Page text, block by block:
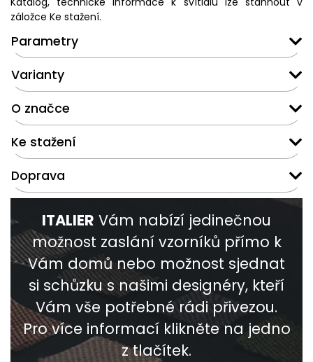
záložce Ke stažení.
Parametry
Varianty
O značce
Ke stažení
Doprava
ITALIER Vám nabízí jedinečnou
možnost zaslání vzorníků přímo k
Vám domů nebo možnost sjednat
si schůzku s našimi designéry, kteří
Vám vše potřebné rádi přivezou.
Pro více informací klikněte na jedno
z tlačítek.